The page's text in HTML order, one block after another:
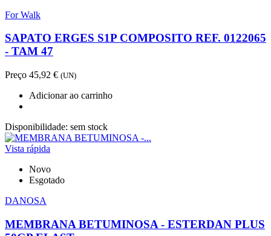
For Walk
SAPATO ERGES S1P COMPOSITO REF. 0122065
- TAM 47
Preço 45,92 € (UN)
Adicionar ao carrinho
Disponibilidade: sem stock
Vista rápida
Novo
Esgotado
DANOSA
MEMBRANA BETUMINOSA - ESTERDAN PLUS